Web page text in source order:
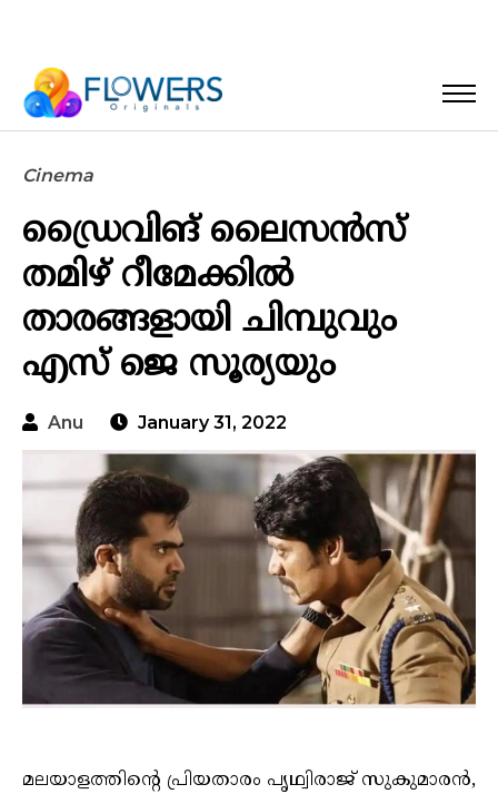
Cinema
ഡ്രൈവിങ് ലൈസൻസ്
തമിഴ് റീമേക്കിൽ
താരങ്ങളായി ചിമ്പുവും
എസ് ജെ സൂര്യയും
Anu January 31, 2022
മലയാളത്തിന്റെ പ്രിയതാരം പൃഥ്വിരാജ് സുകുമാരൻ,